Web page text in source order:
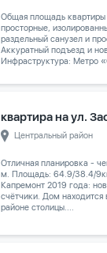
Общая площадь
просторные,
раздельный санузел и
Аккуратный подъезд и
Инфраструктура: Метро
квартира на ул.
Центральный район
Отличная планировка -
м. Площадь: 64.9/38.4/
Капремонт 2019 года:
счётчики. Дом
районе столицы....